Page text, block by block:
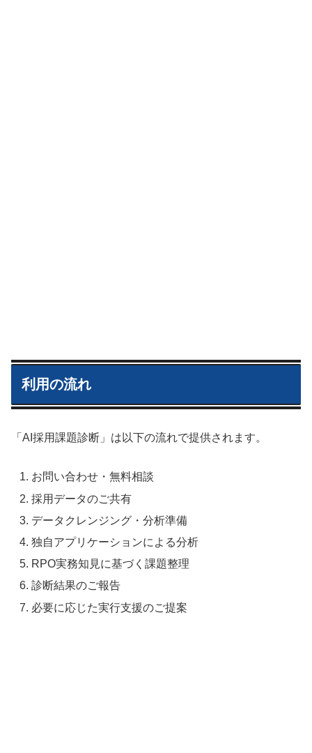
利用の流れ
「AI採用課題診断」は以下の流れで提供されます。
お問い合わせ・無料相談
採用データのご共有
データクレンジング・分析準備
独自アプリケーションによる分析
RPO実務知見に基づく課題整理
診断結果のご報告
必要に応じた実行支援のご提案